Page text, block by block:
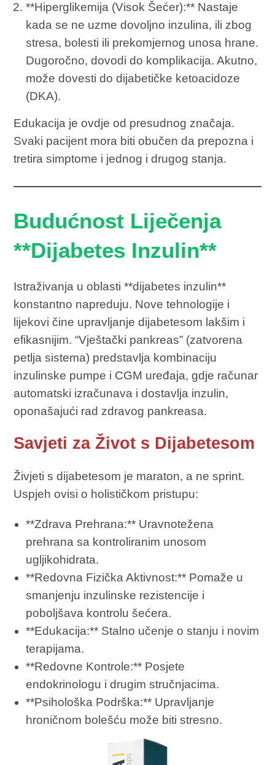
**Hiperglikemija (Visok Šećer):** Nastaje
kada se ne uzme dovoljno inzulina, ili zbog
stresa, bolesti ili prekomjernog unosa hrane.
Dugoročno, dovodi do komplikacija. Akutno,
može dovesti do dijabetičke ketoacidoze
(DKA).
Edukacija je ovdje od presudnog značaja.
Svaki pacijent mora biti obučen da prepozna i
tretira simptome i jednog i drugog stanja.
Budućnost Liječenja
**Dijabetes Inzulin**
Istraživanja u oblasti **dijabetes inzulin**
konstantno napreduju. Nove tehnologije i
lijekovi čine upravljanje dijabetesom lakšim i
efikasnijim. “Vještački pankreas” (zatvorena
petlja sistema) predstavlja kombinaciju
inzulinske pumpe i CGM uređaja, gdje računar
automatski izračunava i dostavlja inzulin,
oponašajući rad zdravog pankreasa.
Savjeti za Život s Dijabetesom
Živjeti s dijabetesom je maraton, a ne sprint.
Uspjeh ovisi o holističkom pristupu:
**Zdrava Prehrana:** Uravnotežena
prehrana sa kontroliranim unosom
ugljikohidrata.
**Redovna Fizička Aktivnost:** Pomaže u
smanjenju inzulinske rezistencije i
poboljšava kontrolu šećera.
**Edukacija:** Stalno učenje o stanju i novim
terapijama.
**Redovne Kontrole:** Posjete
endokrinologu i drugim stručnjacima.
**Psihološka Podrška:** Upravljanje
hroničnom bolešću može biti stresno.